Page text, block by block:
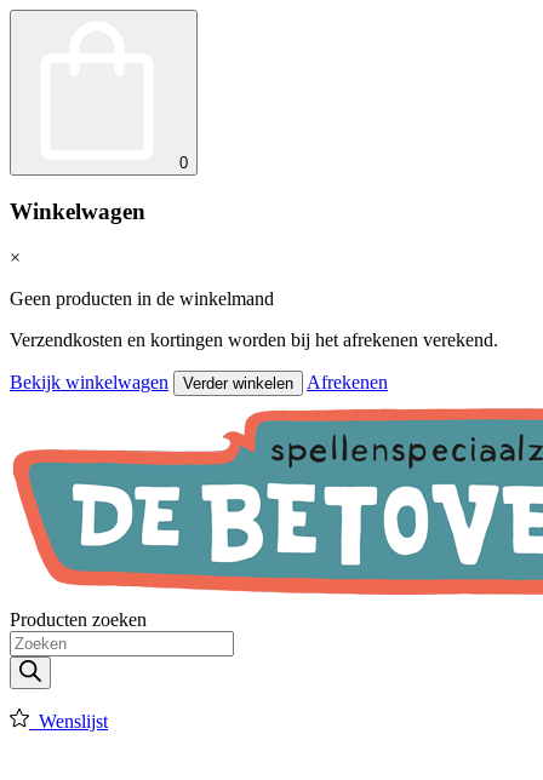
0
Winkelwagen
×
Geen producten in de winkelmand
Verzendkosten en kortingen worden bij het afrekenen verekend.
Bekijk winkelwagen Verder winkelen Afrekenen
Producten zoeken
Wenslijst